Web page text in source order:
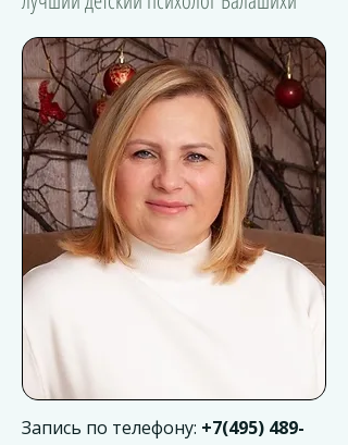
Запись по телефону: +7(495) 489-